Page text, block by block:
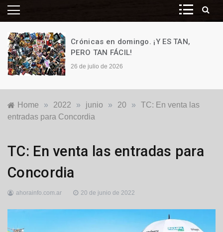
Crónicas en domingo. ¡Y ES TAN,
PERO TAN FÁCIL!
26 de julio de 2026
Home » 2022 » junio » 20 »
TC: En venta las
entradas para Concordia
Deportes
TC: En venta las entradas para
Concordia
ahorainfo.com.ar 20 de junio de 2022